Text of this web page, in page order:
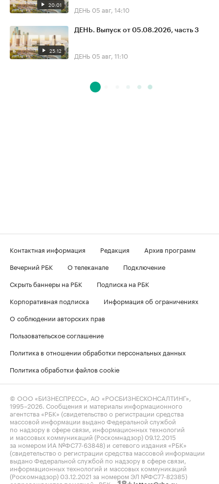
20:01 ДЕНЬ 05 авг, 14:10
25:12
ДЕНЬ. Выпуск от 05.08.2026, часть 3
ДЕНЬ 05 авг, 11:10
Контактная информация Редакция
Архив программ
Вечерний РБК
О телеканале
Подключение
Скрыть баннеры на РБК
Подписка на РБК
Корпоративная подписка
Информация об ограничениях
О соблюдении авторских прав
Пользовательское соглашение
Политика в отношении обработки персональных данных
Политика обработки файлов cookie
© ООО «БИЗНЕСПРЕСС», АО «РОСБИЗНЕСКОНСАЛТИНГ»,
1995–2026 . Сообщения и материалы информационного
агентства «РБК» (свидетельство о регистрации средства
массовой информации выдано Федеральной службой
по надзору в сфере связи, информационных технологий
и массовых коммуникаций (Роскомнадзор) 09.12.2015
за номером ИА №ФС77-63848) и сетевого издания «РБК»
(свидетельство о регистрации средства массовой информации
выдано Федеральной службой по надзору в сфере связи,
информационных технологий и массовых коммуникаций
(Роскомнадзор) 03.12.2021 за номером ЭЛ №ФС77-82385)